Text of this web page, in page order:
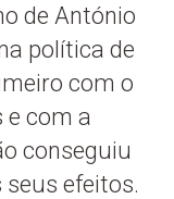
de António
política de
com o
e com a
conseguiu
efeitos.